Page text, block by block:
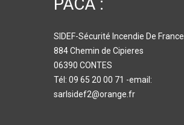
SIDEF-Sécurité Incendie De France
884 Chemin de Cipieres
06390 CONTES
Tél: 09 65 20 00 71 -email:
sarlsidef2@orange.fr